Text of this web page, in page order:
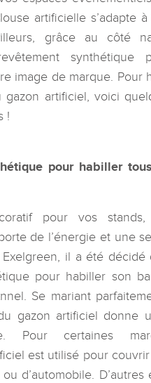
artificielle s’adapte
grâce au côté
synthétique
image de marque. Pour
gazon artificiel, voici
!
pour habiller
pour vos
de l’énergie et une
il a été décidé
pour habiller son
Se mariant
gazon artificiel donne
Pour certaines
est utilisé pour couvrir
d’automobile. D’autres